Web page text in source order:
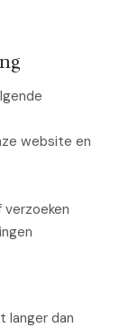
website en
langer dan